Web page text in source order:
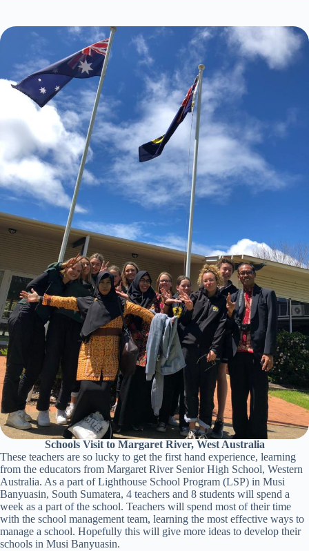
Schools Visit to Margaret River, West Australia
These teachers are so lucky to get the first hand experience, learning
from the educators from Margaret River Senior High School, Western
Australia. As a part of Lighthouse School Program (LSP) in Musi
Banyuasin, South Sumatera, 4 teachers and 8 students will spend a
week as a part of the school. Teachers will spend most of their time
with the school management team, learning the most effective ways to
manage a school. Hopefully this will give more ideas to develop their
schools in Musi Banyuasin.